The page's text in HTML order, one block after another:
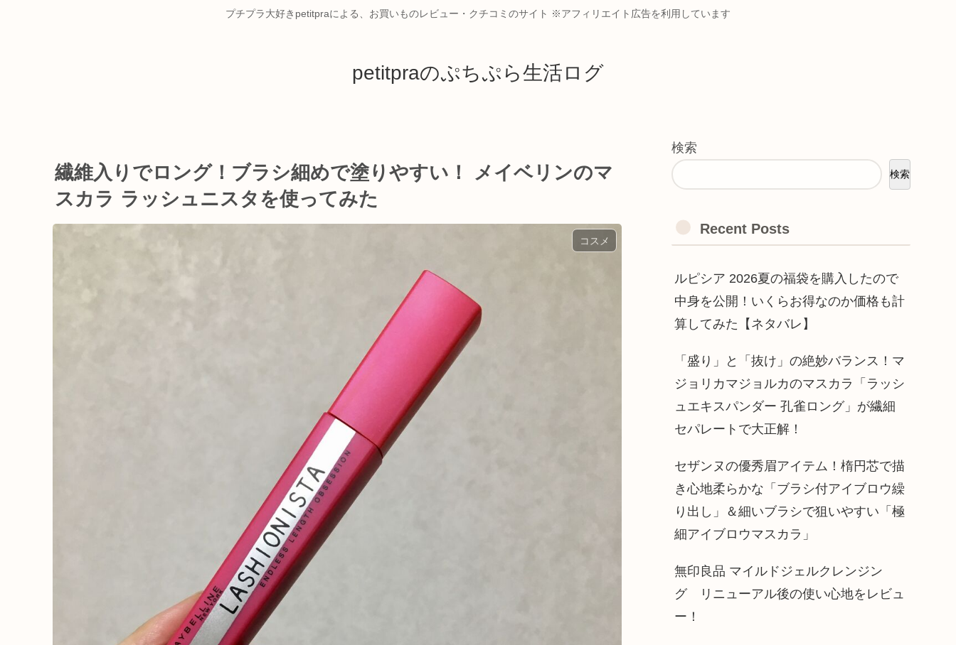
プチプラ大好きpetitpraによる、お買いものレビュー・クチコミのサイト ※アフィリエイト広告を利用しています
petitpraのぷちぷら生活ログ
繊維入りでロング！ブラシ細めで塗りやすい！ メイベリンのマ
スカラ ラッシュニスタを使ってみた
コスメ
検索
検索
Recent Posts
ルピシア 2026夏の福袋を購入したので
中身を公開！いくらお得なのか価格も計
算してみた【ネタバレ】
「盛り」と「抜け」の絶妙バランス！マ
ジョリカマジョルカのマスカラ「ラッシ
ュエキスパンダー 孔雀ロング」が繊細
セパレートで大正解！
セザンヌの優秀眉アイテム！楕円芯で描
き心地柔らかな「ブラシ付アイブロウ繰
り出し」＆細いブラシで狙いやすい「極
細アイブロウマスカラ」
無印良品 マイルドジェルクレンジン
グ リニューアル後の使い心地をレビュ
ー！